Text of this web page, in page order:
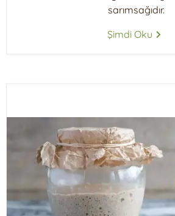
sarımsağıdır.
Şimdi Oku